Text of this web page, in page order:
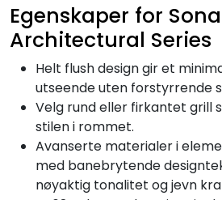
Egenskaper for
Architectural Series
Helt flush design gir et
utseende uten forstyrrende
Velg rund eller firkantet grill
stilen i rommet.
Avanserte materialer i
med banebrytende
nøyaktig tonalitet og jevn